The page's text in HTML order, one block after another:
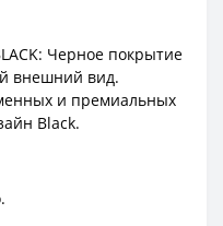
Черное покрытие
внешний вид.
и премиальных
Black.